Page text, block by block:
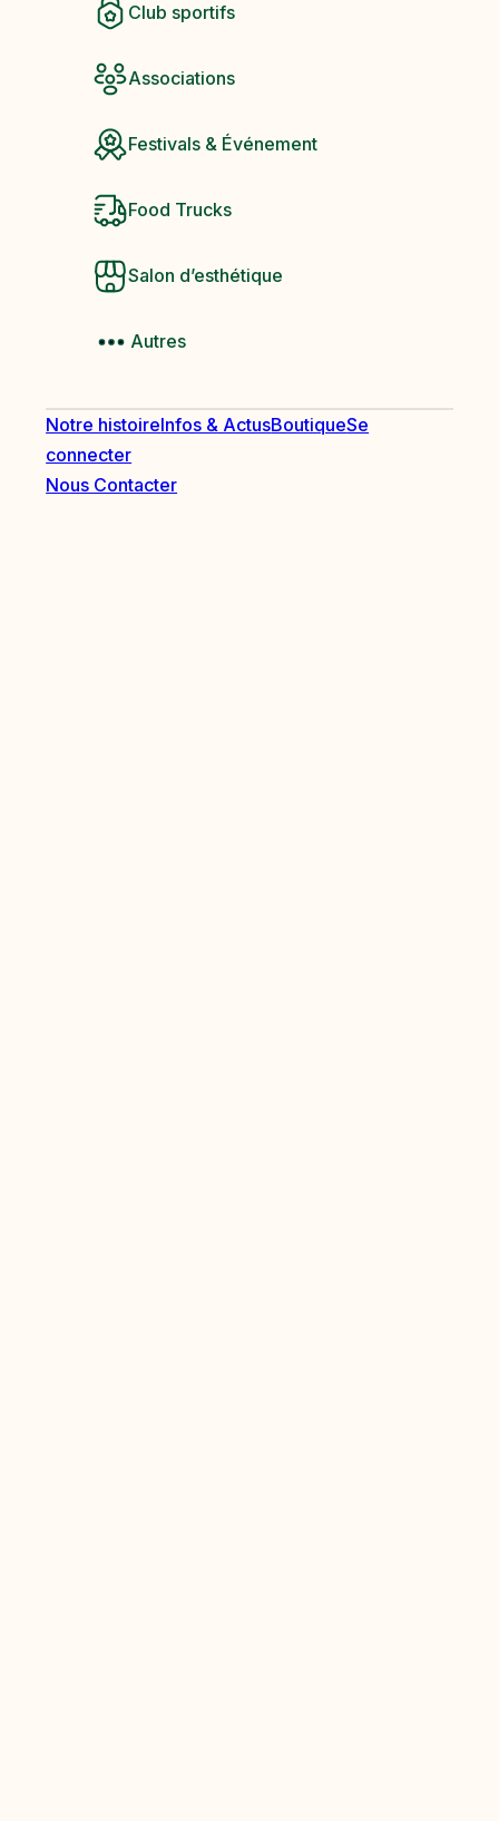
Club sportifs
Associations
Festivals & Événement
Food Trucks
Salon d’esthétique
Autres
Notre histoireInfos & ActusBoutiqueSe
connecter
Nous Contacter